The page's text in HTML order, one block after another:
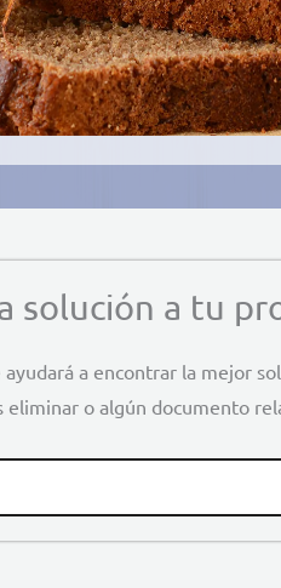
solución a tu
a encontrar la mejor
eliminar o algún documento